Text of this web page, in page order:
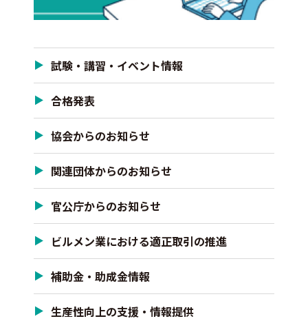
試験・講習・イベント情報
合格発表
協会からのお知らせ
関連団体からのお知らせ
官公庁からのお知らせ
ビルメン業における適正取引の推進
補助金・助成金情報
生産性向上の支援・情報提供